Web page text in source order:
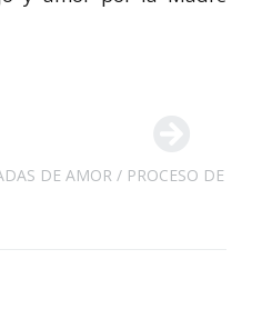
DE AMOR
PROCESO DE